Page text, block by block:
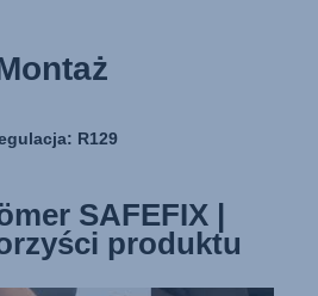
R129
SAFEFIX |
produktu